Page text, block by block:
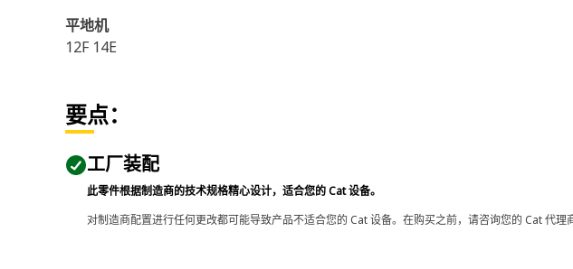
平地机
12F 14E
要点：
工厂装配
此零件根据制造商的技术规格精心设计，适合您的 Cat 设备。
对制造商配置进行任何更改都可能导致产品不适合您的 Cat 设备。在购买之前，请咨询您的 Cat 代